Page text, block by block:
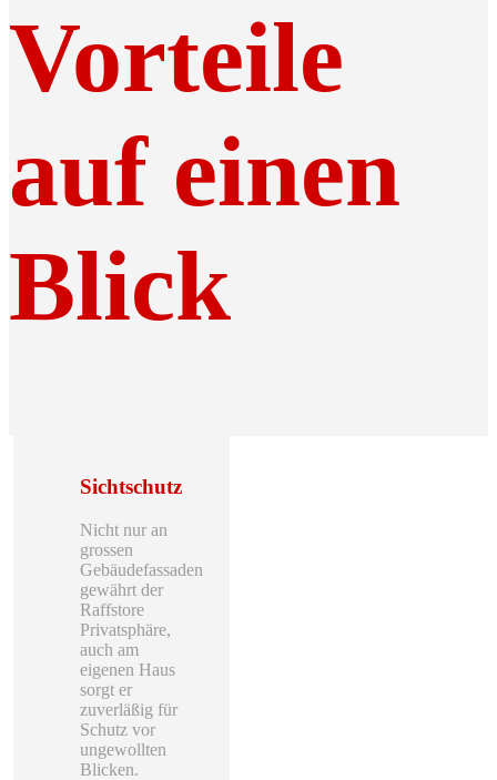
Vorteile
auf einen
Blick
Sichtschutz
Nicht nur an
grossen
Gebäudefassaden
gewährt der
Raffstore
Privatsphäre,
auch am
eigenen Haus
sorgt er
zuverläßig für
Schutz vor
ungewollten
Blicken.